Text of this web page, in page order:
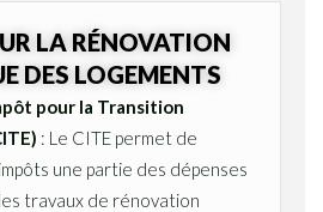
LA RÉNOVATION
DES LOGEMENTS
pour la Transition
: Le CITE permet de
une partie des dépenses
travaux de rénovation